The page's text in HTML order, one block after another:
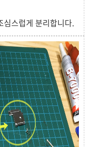
심스럽게 분리합니다.